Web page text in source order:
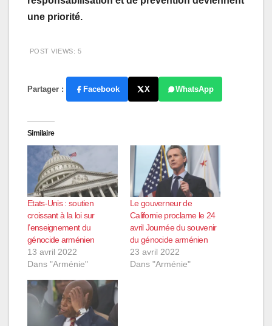
une priorité.
POST VIEWS: 5
Partager : Facebook X WhatsApp
Similaire
Etats-Unis : soutien
croissant à la loi sur
l’enseignement du
génocide arménien
13 avril 2022
Dans "Arménie"
Le gouverneur de
Californie proclame le 24
avril Journée du souvenir
du génocide arménien
23 avril 2022
Dans "Arménie"